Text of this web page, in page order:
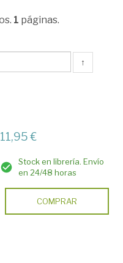
1 páginas.
↑
11,95 €
Stock en librería. Envío
en 24/48 horas
COMPRAR